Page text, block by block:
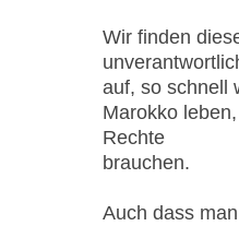
Wir finden
auf, so schnell
Marokko
Rechte
brauchen.
Auch dass